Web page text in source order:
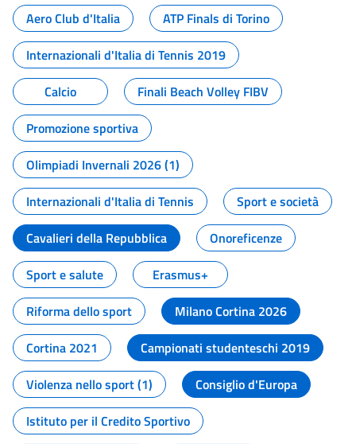
Aero Club d'Italia
ATP Finals di Torino
Internazionali d'Italia di Tennis 2019
Calcio
Finali Beach Volley FIBV
Promozione sportiva
Olimpiadi Invernali 2026 (1)
Internazionali d'Italia di Tennis
Sport e società
Cavalieri della Repubblica
Onoreficenze
Sport e salute
Erasmus+
Riforma dello sport
Milano Cortina 2026
Cortina 2021
Campionati studenteschi 2019
Violenza nello sport (1)
Consiglio d'Europa
Istituto per il Credito Sportivo